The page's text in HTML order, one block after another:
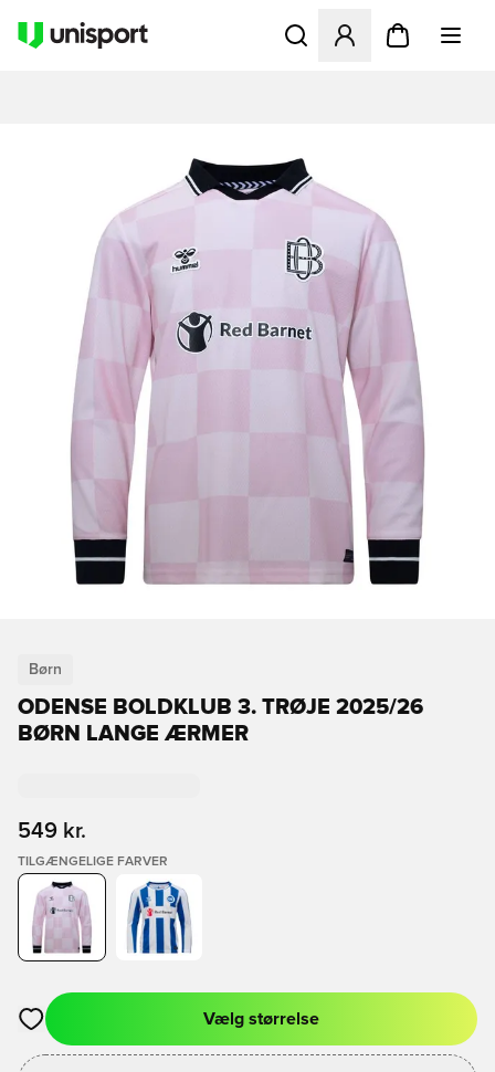
Åbner en Modal til at
Børn
ODENSE BOLDKLUB 3. TRØJE 2025/26
BØRN LANGE ÆRMER
549 kr.
TILGÆNGELIGE FARVER
Åbner en Modal til at logge ind eller tilmelde dig som medlem
Vælg størrelse